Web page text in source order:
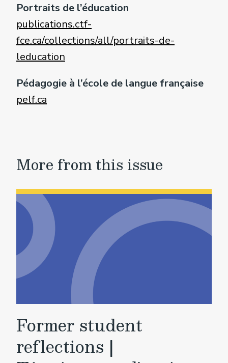
Portraits de l’éducation
publications.ctf-
fce.ca/collections/all/portraits-de-
leducation
Pédagogie à l’école de langue française
pelf.ca
More from this issue
Former student
reflections |